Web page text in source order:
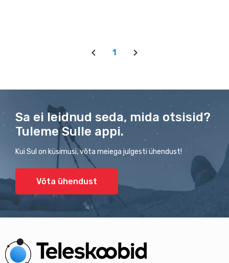
1
Sa ei leidnud seda, mida otsisid?
Tuleme Sulle appi.
Kui Sul on küsimusi, võta meiega julgesti ühendust!
Võta ühendust